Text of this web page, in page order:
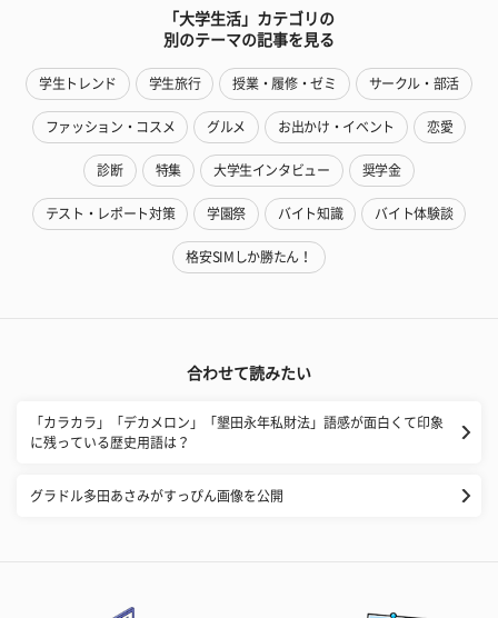
「大学生活」カテゴリの
別のテーマの記事を見る
学生トレンド 学生旅行 授業・履修・ゼミ サークル・部活
ファッション・コスメ グルメ お出かけ・イベント 恋愛
診断 特集 大学生インタビュー 奨学金
テスト・レポート対策 学園祭 バイト知識 バイト体験談
格安SIMしか勝たん！
合わせて読みたい
「カラカラ」「デカメロン」「墾田永年私財法」語感が面白くて印象
に残っている歴史用語は？
グラドル多田あさみがすっぴん画像を公開